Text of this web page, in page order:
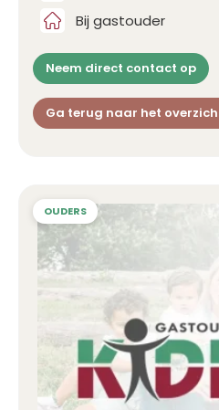
Bij gastouder
Neem direct contact op
Ga terug naar het